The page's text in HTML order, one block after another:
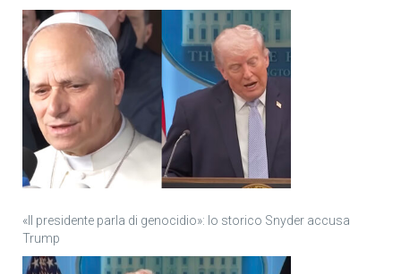
«Il presidente parla di genocidio»: lo storico Snyder accusa
Trump